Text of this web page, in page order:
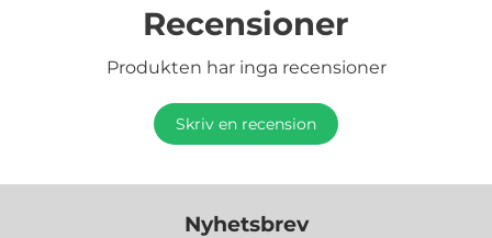
Recensioner
Produkten har inga recensioner
Skriv en recension
Nyhetsbrev